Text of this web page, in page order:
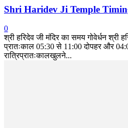
Shri Haridev Ji Temple
0
श्री हरिदेव जी मंदिर का समय गोवेर्धन श्री
प्रातःकाल 05:30 से 11:00 दोपहर और
रात्रिप्रातःकालखुलने...